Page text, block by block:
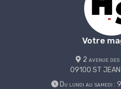
Votre
2 avenue
09100 ST JEAN
Du lundi au samedi :